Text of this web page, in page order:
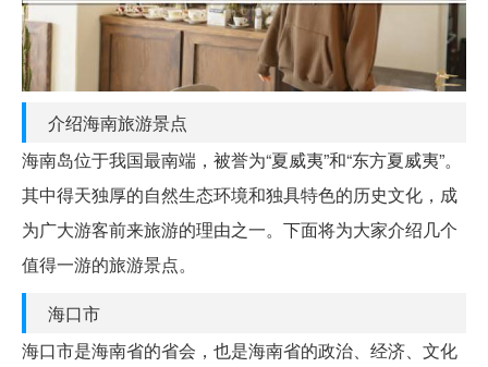
介绍海南旅游景点
海南岛位于我国最南端，被誉为“夏威夷”和“东方夏威夷”。
其中得天独厚的自然生态环境和独具特色的历史文化，成
为广大游客前来旅游的理由之一。下面将为大家介绍几个
值得一游的旅游景点。
海口市
海口市是海南省的省会，也是海南省的政治、经济、文化